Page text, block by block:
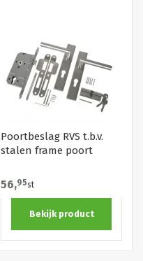
Poortbeslag RVS t.b.v.
stalen frame poort
56,95st
Bekijk product